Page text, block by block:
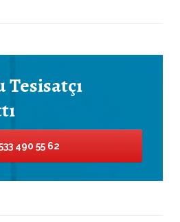
Tesisatçı
490 55 62